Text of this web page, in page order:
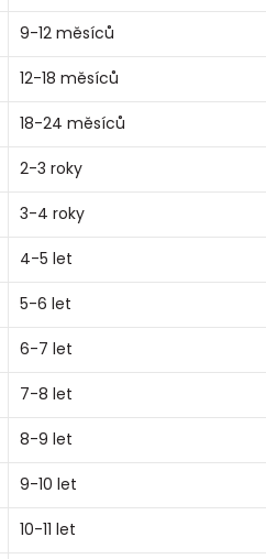
9-12 měsíců
12-18 měsíců
18-24 měsíců
2-3 roky
3-4 roky
4-5 let
5-6 let
6-7 let
7-8 let
8-9 let
9-10 let
10-11 let